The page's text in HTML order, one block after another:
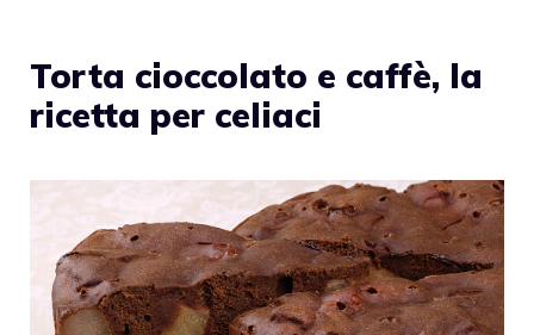
Torta cioccolato e caffè, la
ricetta per celiaci